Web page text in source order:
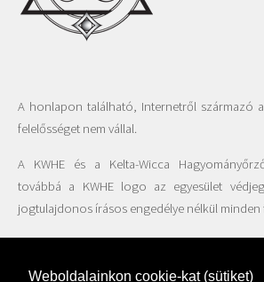
Weboldalainkon cookie-kat (sütiket)
A honlapon található, Internetről származó
felelősséget nem vállal.
A KWHE és a Kelta-Wicca
továbbá a KWHE logo az egyesület
jogtulajdonos írásos engedélye nélkül
A honlapon található fotók felhasználása